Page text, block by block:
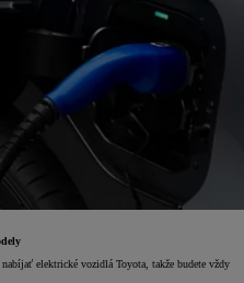
elektrické vozidlá Toyota, takže budete vždy